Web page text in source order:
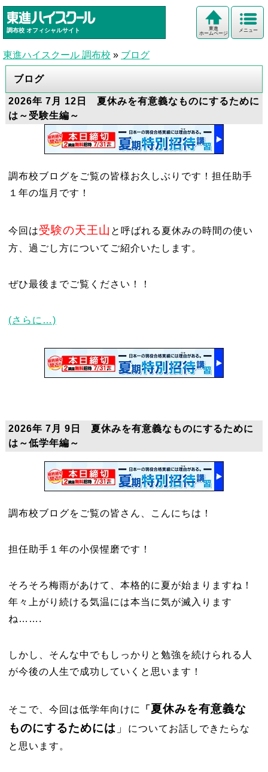
調布校 オフィシャルサイト メニュー
東進
ホームページ
東進ハイスクール 調布校 » ブログ
ブログ
2026年 7月 12日 夏休みを有意義なものにするために
は～受験生編～
調布校ブログをご覧の皆様お久しぶりです！担任助手
１年の塩月です！
今回は受験の天王山 と呼ばれる夏休みの時間の使い
方、過ごし方についてご紹介いたします。
ぜひ最後までご覧ください！！
(さらに…)
2026年 7月 9日 夏休みを有意義なものにするために
は～低学年編～
調布校ブログをご覧の皆さん、こんにちは！
担任助手１年の小俣惺磨です！
そろそろ梅雨があけて、本格的に夏が始まりますね！
年々上がり続ける気温には本当に気が滅入ります
ね…….
しかし、そんな中でもしっかりと勉強を続けられる人
が今後の人生で成功していくと思います！
そこで、今回は低学年向けに 「 夏休みを有意義な
ものにするためには 」
についてお話しできたらな
と思います。